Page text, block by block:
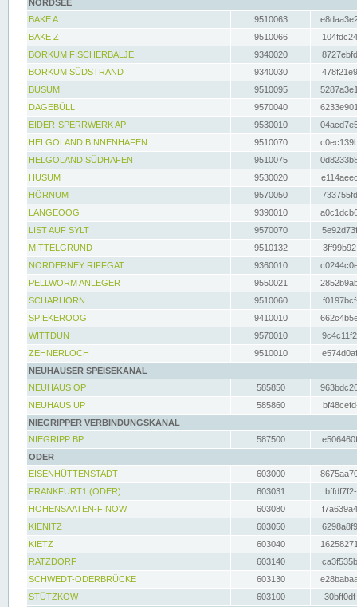
NORDSEE
BAKE A
9510063
BAKE Z
9510066
BORKUM FISCHERBALJE
9340020
BORKUM SÜDSTRAND
9340030
BÜSUM
9510095
DAGEBÜLL
9570040
EIDER-SPERRWERK AP
9530010
HELGOLAND BINNENHAFEN
9510070
HELGOLAND SÜDHAFEN
9510075
HUSUM
9530020
HÖRNUM
9570050
LANGEOOG
9390010
LIST AUF SYLT
9570070
MITTELGRUND
9510132
NORDERNEY RIFFGAT
9360010
PELLWORM ANLEGER
9550021
SCHARHÖRN
9510060
SPIEKEROOG
9410010
WITTDÜN
9570010
ZEHNERLOCH
9510010
NEUHAUSER SPEISEKANAL
NEUHAUS OP
585850
NEUHAUS UP
585860
NIEGRIPPER VERBINDUNGSKANAL
NIEGRIPP BP
587500
ODER
EISENHÜTTENSTADT
603000
FRANKFURT1 (ODER)
603031
HOHENSAATEN-FINOW
603080
KIENITZ
603050
KIETZ
603040
RATZDORF
603140
SCHWEDT-ODERBRÜCKE
603130
STÜTZKOW
603100